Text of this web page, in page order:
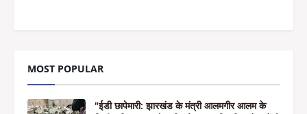
MOST POPULAR
"ईडी छापेमारी: झारखंड के मंत्री आलमगीर आलम के